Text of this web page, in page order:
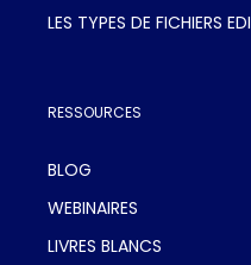
LES TYPES DE FICHIERS EDI
RESSOURCES
BLOG
WEBINAIRES
LIVRES BLANCS